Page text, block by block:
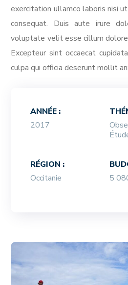
exercitation ullamco laboris nisi
consequat. Duis aute irure
voluptate velit esse cillum
Excepteur sint occaecat
culpa qui officia deserunt mollit
ANNÉE :
2017
RÉGION :
Occitanie
5